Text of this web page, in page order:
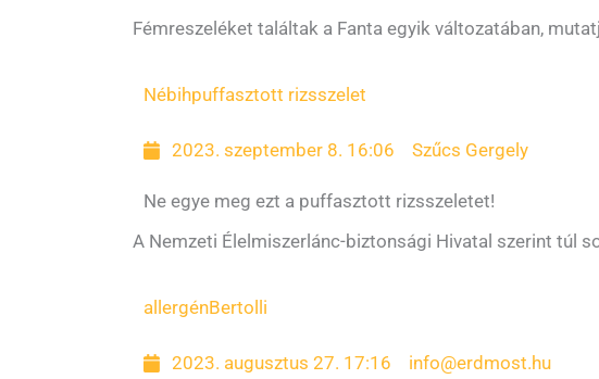
Fémreszeléket találtak a Fanta egyik változatában,
Nébihpuffasztott rizsszelet
2023. szeptember 8. 16:06 Szűcs Gergely
Ne egye meg ezt a puffasztott rizsszeletet!
A Nemzeti Élelmiszerlánc-biztonsági Hivatal szerint túl
allergénBertolli
2023. augusztus 27. 17:16 info@erdmost.hu